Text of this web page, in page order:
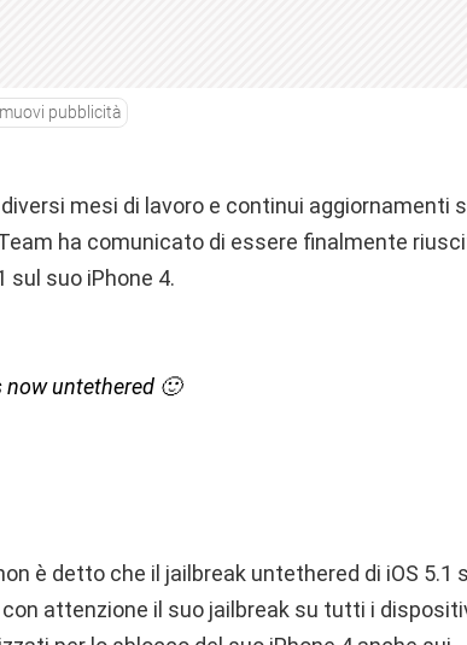
pubblicità
mesi di lavoro e continui aggiornamenti
ha comunicato di essere finalmente
sul suo iPhone 4.
now untethered 🙂
è detto che il jailbreak untethered di iOS 5.1
attenzione il suo jailbreak su tutti i